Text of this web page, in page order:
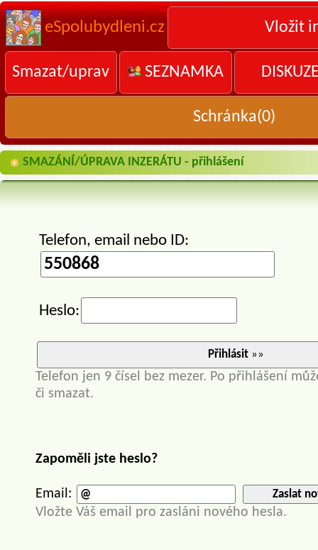
eSpolubydleni.cz Vložit
Smazat/uprav SEZNAMKA
Schránka(0)
SMAZÁNÍ/ÚPRAVA INZERÁTU - přihlášení
Telefon, email nebo ID:
Heslo:
Přihlásit»»
Telefon jen 9 čísel bez mezer. Po přihlášení
či smazat.
Zapoměli jste heslo?
Email: Zaslat
Vložte Váš email pro zasláni nového hesla.